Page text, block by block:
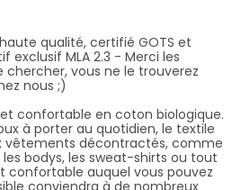
qualité, certifié GOTS et
exclusif MLA 2.3 - Merci les
chercher, vous ne le trouverez
nous ;)
confortable en coton biologique.
à porter au quotidien, le textile
vêtements décontractés, comme
bodys, les sweat-shirts ou tout
auquel vous pouvez
conviendra à de nombreux